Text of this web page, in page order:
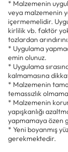
* Malzemenin
veya malzemenin
içermemelidir.
kirlilik vb. faktör
tozlardan
* Uygulama
emin olunuz.
* Uygulama
kalmamasına
* Malzemenin
temassızlık
* Malzemenin
yapışkanlığı
yapmamaya özen
* Yeni boyanmış
gerekmektedir.